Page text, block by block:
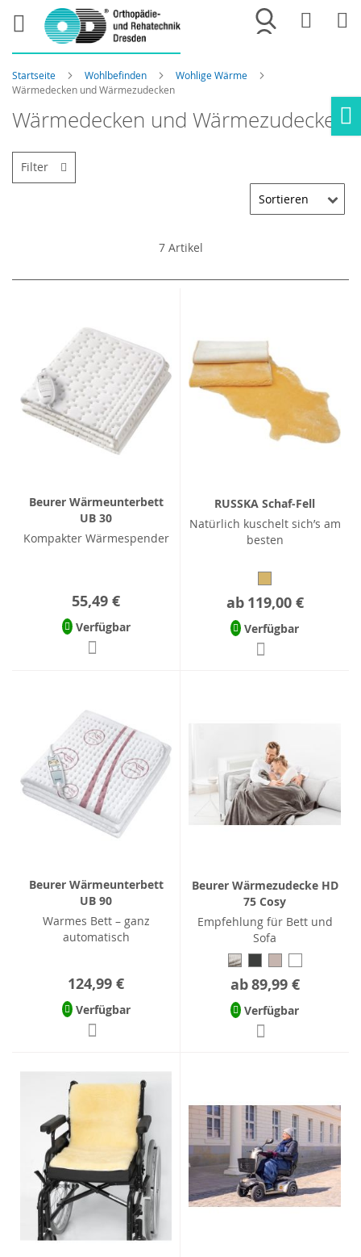
Merkliste
Startseite Wohlbefinden
Wohlige Wärme
Wärmedecken und Wärmezudecken
Wärmedecken und Wärmezudecken
7Artikel
Beurer Wärmeunterbett
UB 30
Kompakter Wärmespender
55,49 €
Verfügbar
RUSSKA Schaf-Fell
Natürlich kuschelt sich’s am
besten
ab 119,00 €
Verfügbar
Beurer Wärmeunterbett
UB 90
Warmes Bett – ganz
automatisch
124,99 €
Verfügbar
Beurer Wärmezudecke HD
75 Cosy
Empfehlung für Bett und
Sofa
ab89,99 €
Verfügbar
Filter